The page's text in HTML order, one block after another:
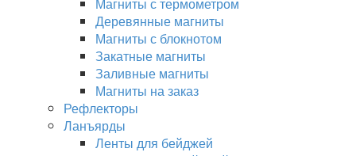
Деревянные магниты
Магниты с блокнотом
Закатные магниты
Заливные магниты
Магниты на заказ
Рефлекторы
Ланъярды
Ленты для бейджей